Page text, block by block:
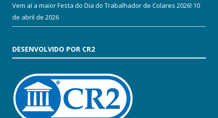
Vem aí a maior Festa do Dia do Trabalhador de Colares 2026! 10
de abril de 2026
DESENVOLVIDO POR CR2